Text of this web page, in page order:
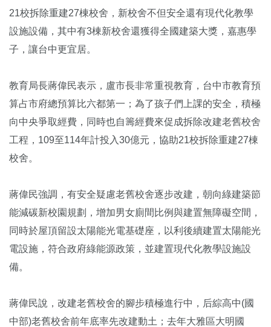
21校拆除重建27棟校舍，新校舍不但安全還有現代化教學
設施設備，其中有3棟新校舍還獲得全國建築大獎，嘉惠學
子，讓台中更宜居。
教育局長蔣偉民表示，盧市長非常重視教育，台中市教育預
算占市府總預算比六都第一；為了孩子們上課的安全，積極
向中央爭取經費，同時也自籌經費來促成拆除改建老舊校舍
工程，109至114年計投入30億元，協助21校拆除重建27棟
校舍。
蔣偉民強調，有安全疑慮老舊校舍逐步改建，朝向綠建築節
能減碳新校園規劃，增加男女廁間比例與建置無障礙空間，
同時於屋頂留設太陽能光電基礎座，以利後續建置太陽能光
電設施，符合政府綠能源政策，並建置現代化教學設施設
備。
蔣偉民說，改建老舊校舍的腳步積極進行中，后綜高中(國
中部)老舊校舍前年底率先改建動土；去年大雅區大明國